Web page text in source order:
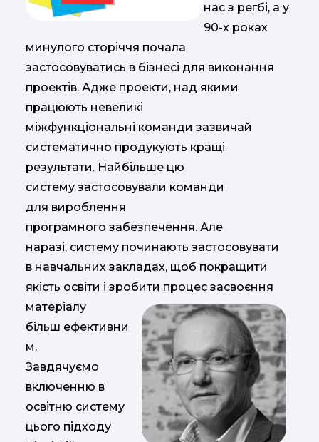
нас з регбі, а у
90-х роках
минулого сторіччя почала
застосовуватись в бізнесі для виконання
проектів. Адже проекти, над якими
працюють невеликі
міжфункціональні команди зазвичай
систематично продукують кращі
результати. Найбільше цю
систему застосовували команди
для вироблення
програмного забезпечення. Але
наразі, систему починають застосовувати
в навчальних закладах, щоб покращити
якість освіти і зробити процес засвоєння
матеріалу
більш ефективни
м.
Завдячуємо
включенню в
освітню систему
цього підходу